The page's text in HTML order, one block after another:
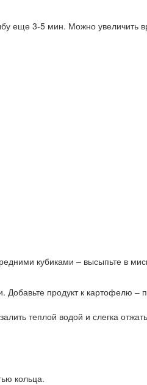
еще 3-5 мин. Можно увеличить
кубиками – высыпьте в
продукт к картофелю –
теплой водой и слегка
кольца.